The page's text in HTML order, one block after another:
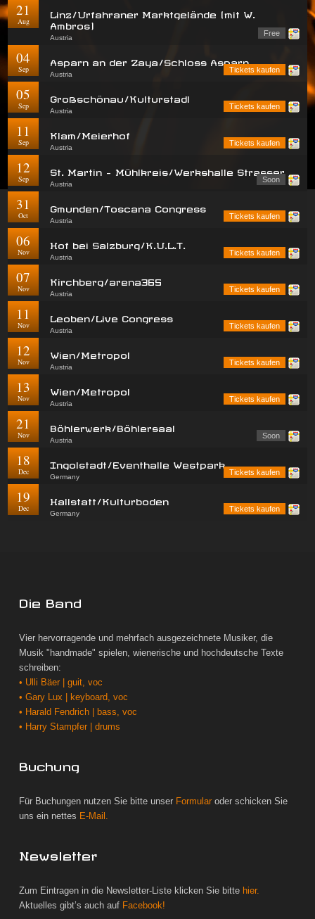
21
Aug
Linz/Urfahraner Marktgelände (mit W.
Ambros)
Austria
Free
04
Sep
Asparn an der Zaya/Schloss Asparn
Austria
Tickets kaufen
05
Sep
Großschönau/Kulturstadl
Austria
Tickets kaufen
11
Sep
Klam/Meierhof
Austria
Tickets kaufen
12
Sep
St. Martin - Mühlkreis/Werkshalle Strasser
Austria
Soon
31
Oct
Gmunden/Toscana Congress
Austria
Tickets kaufen
06
Nov
Hof bei Salzburg/K.U.L.T.
Austria
Tickets kaufen
07
Nov
Kirchberg/arena365
Austria
Tickets kaufen
11
Nov
Leoben/Live Congress
Austria
Tickets kaufen
12
Nov
Wien/Metropol
Austria
Tickets kaufen
13
Nov
Wien/Metropol
Austria
Tickets kaufen
21
Nov
Böhlerwerk/Böhlersaal
Austria
Soon
18
Dec
Ingolstadt/Eventhalle Westpark
Germany
Tickets kaufen
19
Dec
Hallstatt/Kulturboden
Germany
Tickets kaufen
Die Band
Vier hervorragende und mehrfach ausgezeichnete Musiker, die
Musik "handmade" spielen, wienerische und hochdeutsche Texte
schreiben:
• Ulli Bäer | guit, voc
• Gary Lux | keyboard, voc
• Harald Fendrich | bass, voc
• Harry Stampfer | drums
Buchung
Für Buchungen nutzen Sie bitte unser Formular oder schicken Sie
uns ein nettes E-Mail.
Newsletter
Zum Eintragen in die Newsletter-Liste klicken Sie bitte hier.
Aktuelles gibt’s auch auf Facebook!